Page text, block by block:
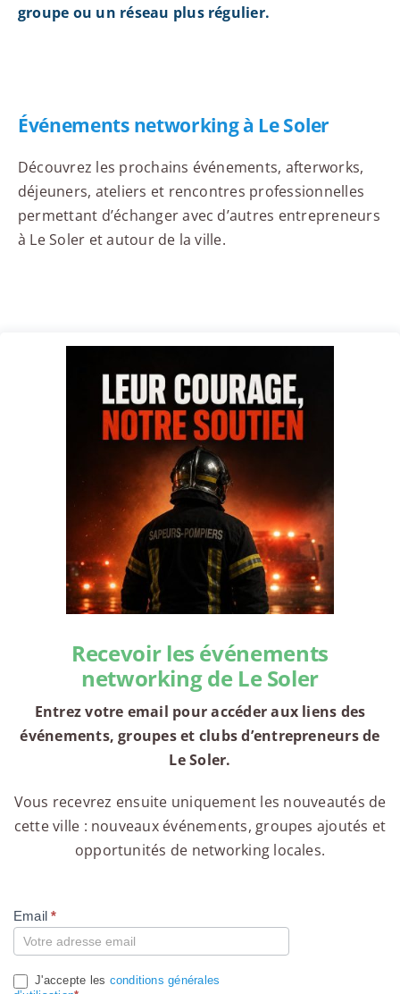
groupe ou un réseau plus régulier.
Événements networking à Le Soler
Découvrez les prochains événements, afterworks,
déjeuners, ateliers et rencontres professionnelles
permettant d’échanger avec d’autres entrepreneurs
à Le Soler et autour de la ville.
Recevoir les événements
networking de Le Soler
Entrez votre email pour accéder aux liens des
événements, groupes et clubs d’entrepreneurs de
Le Soler.
Vous recevrez ensuite uniquement les nouveautés de
cette ville : nouveaux événements, groupes ajoutés et
opportunités de networking locales.
Compte
Email*
J'accepte les conditions générales